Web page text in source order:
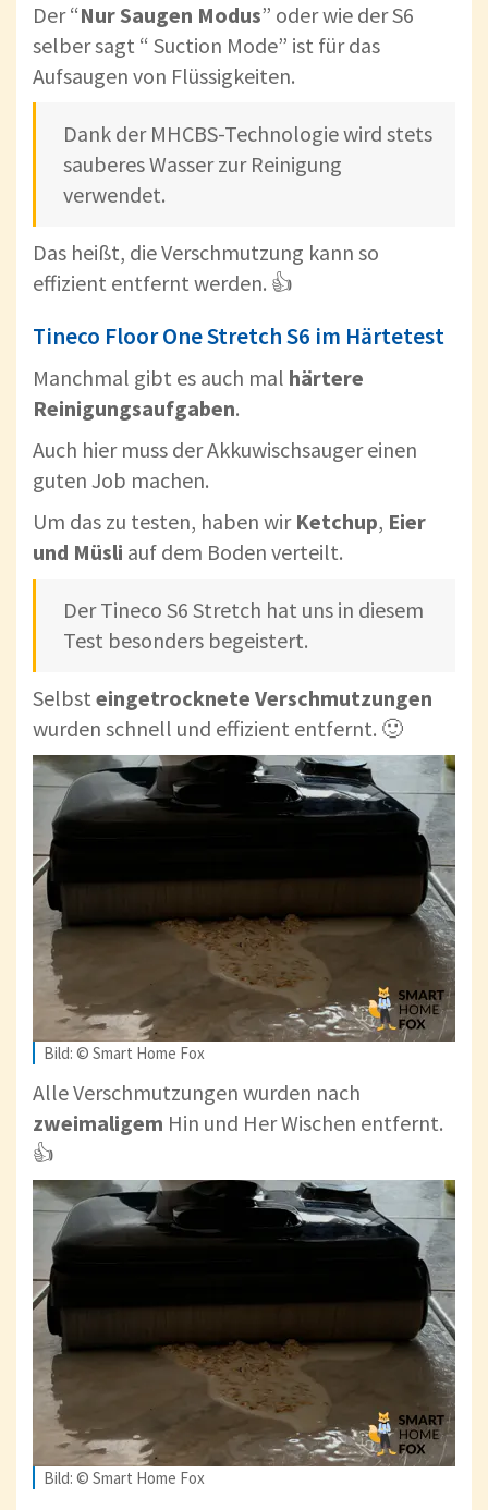
Der “Nur Saugen Modus” oder wie der S6
selber sagt “ Suction Mode” ist für das
Aufsaugen von Flüssigkeiten.
Dank der MHCBS-Technologie wird stets
sauberes Wasser zur Reinigung
verwendet.
Das heißt, die Verschmutzung kann so
effizient entfernt werden. 👍
Tineco Floor One Stretch S6 im Härtetest
Manchmal gibt es auch mal härtere
Reinigungsaufgaben.
Auch hier muss der Akkuwischsauger einen
guten Job machen.
Um das zu testen, haben wir Ketchup, Eier
und Müsli auf dem Boden verteilt.
Der Tineco S6 Stretch hat uns in diesem
Test besonders begeistert.
Selbst eingetrocknete Verschmutzungen
wurden schnell und effizient entfernt. 🙂
Bild: © Smart Home Fox
Alle Verschmutzungen wurden nach
zweimaligem Hin und Her Wischen entfernt.
👍
Bild: © Smart Home Fox